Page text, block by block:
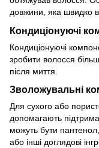
довжини, яка швидко
Кондиціонуючі
Кондиціонуючі
зробити волосся
після миття.
Зволожувальні
Для сухого або
допомагають
можуть бути
або інші доглядові